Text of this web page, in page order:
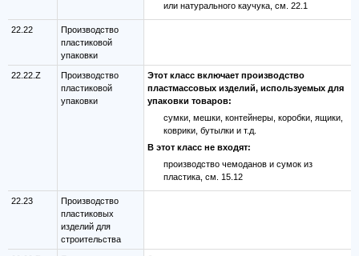
или натурального каучука, см. 22.1
22.22
Производство
пластиковой
упаковки
22.22.Z
Производство
пластиковой
упаковки
Этот класс включает производство
пластмассовых изделий, используемых для
упаковки товаров:
сумки, мешки, контейнеры, коробки, ящики,
коврики, бутылки и т.д.
В этот класс не входят:
производство чемоданов и сумок из
пластика, см. 15.12
22.23
Производство
пластиковых
изделий для
строительства